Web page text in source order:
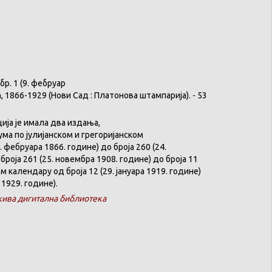
бр. 1 (9. фебруар
, 1866-1929 (Нови Сад : Платонова штампарија). - 53
је имала два издања,
по јулијанском и грегоријанском
фебруара 1866. године) до броја 260 (24.
261 (25. новембра 1908. године) до броја 11
календаруод броја 12 (29. јануара 1919. године)
године).
дигитална библиотека